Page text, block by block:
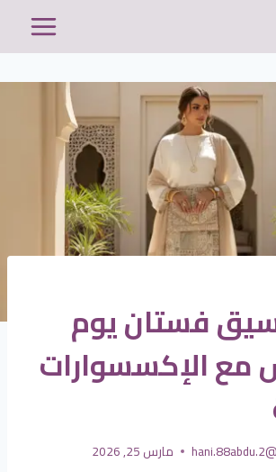
فستان يوم
مع الإكسسوارات
مارس 25, 2026